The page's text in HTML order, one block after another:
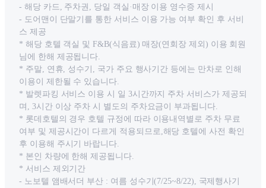
- 해당 카드, 주차권, 당일 객실·매장 이용 영수증 제시
- 도어맨이 단말기를 통한 서비스 이용 가능 여부 확인 후 서비
스 제공
* 해당 호텔 객실 및 F&B(식음료) 매장(연회장 제외) 이용 회원
님에 한해 제공됩니다.
* 주말, 연휴, 성수기, 국가 주요 행사기간 등에는 만차로 인해
이용이 제한될 수 있습니다.
* 발렛파킹 서비스 이용 시 일 3시간까지 주차 서비스가 제공되
며, 3시간 이상 주차 시 별도의 주차요금이 부과됩니다.
* 롯데호텔의 경우 호텔 규정에 따라 이용내역별로 주차 무료
여부 및 제공시간이 다르게 적용되므로,해당 호텔에 사전 확인
후 이용해 주시기 바랍니다.
* 본인 차량에 한해 제공됩니다.
* 서비스 제외기간
- 노보텔 앰배서더 부산 : 여름 성수기(7/25~8/22), 국제행사기